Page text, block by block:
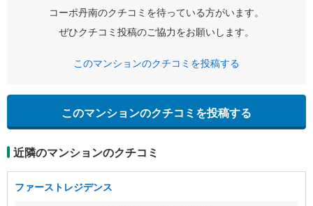
コーポ丹南のクチコミを待っている方がいます。
ぜひクチコミ投稿のご協力をお願いします。
このマンションのクチコミを投稿する
このマンションのクチコミを投稿する
近隣のマンションのクチコミ
ファーストレジデンス